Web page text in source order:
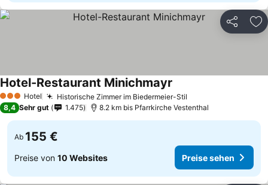
Teilen
3 SterneHotel Historische Zimmer im Biedermeier-Stil
Hotel-Restaurant Minichmayr
8,4 Sehr gut 1.475 8.2 km bis Pfarrkirche Vestenthal
Ab 155 €
Preise von 10 Websites Preise sehen